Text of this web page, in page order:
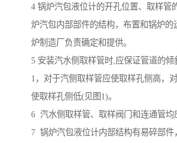
4 锅炉汽包液位计的开孔位置、取样管
炉汽包内部部件的结构，布置和锅炉的
炉制造厂负责确定和提供。
5 安装汽水侧取样管时,应保证管道的倾
1，对于汽侧取样管应使取样孔侧高，
使取样孔侧低(见图1)。
6 汽水侧取样管、取样阀门和连通管均
7 锅炉汽包液位计内部结构有易碎部件